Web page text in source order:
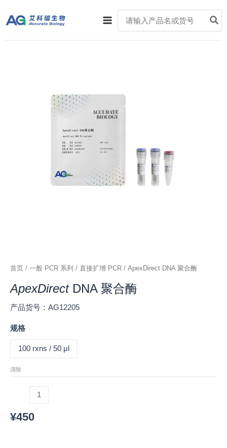
容
Main
Menu
for:
首页 / 一般 PCR 系列 / 直接扩增 PCR / ApexDirect DNA 聚合酶
ApexDirectDNA 聚合酶
产品货号：AG12205
规格
100 rxns / 50 μl
清除
¥450